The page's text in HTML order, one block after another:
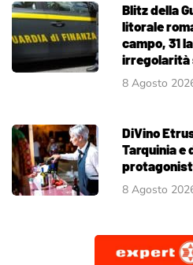
Blitz della
litorale
campo, 31
irregolarità
8 Agosto
DiVino
Tarquinia e
8 Agosto